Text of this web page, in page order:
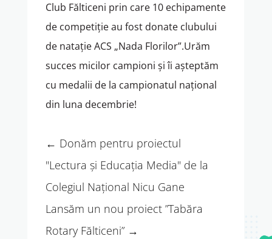
Club Fălticeni prin care 10 echipamente
de competiție au fost donate clubului
de natație ACS „Nada Florilor”.Urăm
succes micilor campioni și îi așteptăm
cu medalii de la campionatul național
din luna decembrie!
← Donăm pentru proiectul
"Lectura și Educația Media" de la
Colegiul Național Nicu Gane
Lansăm un nou proiect ”Tabăra
Rotary Fălticeni”→